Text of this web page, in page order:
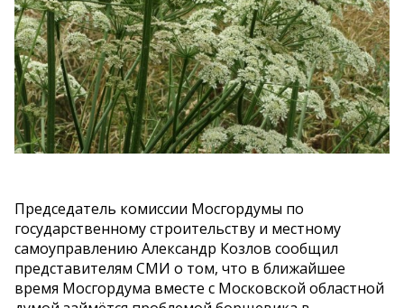
Председатель комиссии Мосгордумы по
государственному строительству и местному
самоуправлению Александр Козлов сообщил
представителям СМИ о том, что в ближайшее
время Мосгордума вместе с Московской областной